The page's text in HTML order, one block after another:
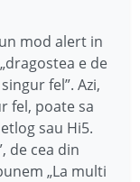
mod alert in
e de
fel”. Azi,
fel, poate sa
sau Hi5.
de cea din
„La multi